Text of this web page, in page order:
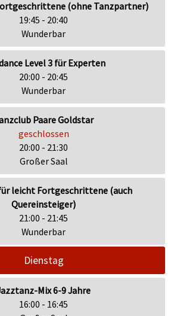
(ohne Tanzpartner)
19:45 - 20:40
Wunderbar
Level 3 für Experten
20:00 - 20:45
Wunderbar
Paare Goldstar
geschlossen
20:00 - 21:30
Großer Saal
leicht Fortgeschrittene (auch
Quereinsteiger)
21:00 - 21:45
Wunderbar
Dienstag
Mix 6-9 Jahre
16:00 - 16:45